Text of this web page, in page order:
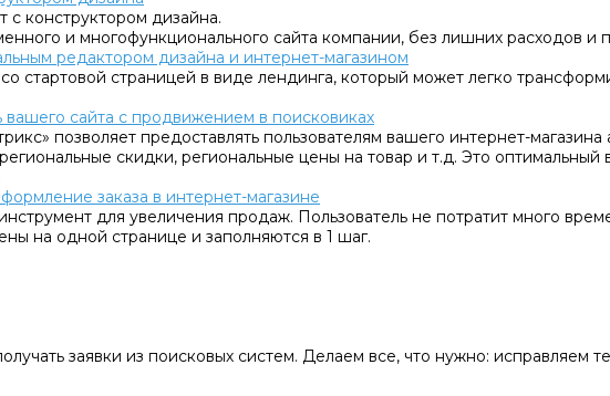
с конструктором дизайна.
и многофункционального сайта компании, без лишних расходов и
редактором дизайна и интернет-магазином
стартовой страницей в виде лендинга, который может легко
вашего сайта с продвижением в поисковиках
позволяет предоставлять пользователям вашего интернет-
скидки, региональные цены на товар и т.д. Это
заказа в интернет-магазине
для увеличения продаж. Пользователь не потратит много
на одной странице и заполняются в 1 шаг.
заявки из поисковых систем. Делаем все, что нужно: исправляем